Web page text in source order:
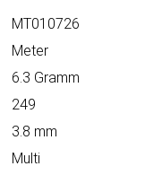
MT010726
Meter
6.3 Gramm
249
3.8 mm
Multi